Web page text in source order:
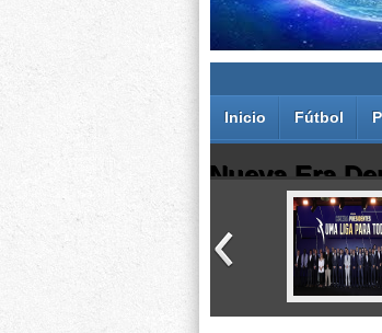
Inicio Fútbol
Nueva Era
Juan Carlos Rodríguez dos